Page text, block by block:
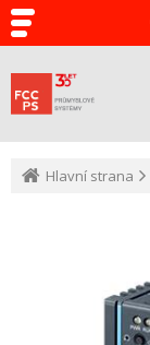
Hlavní strana